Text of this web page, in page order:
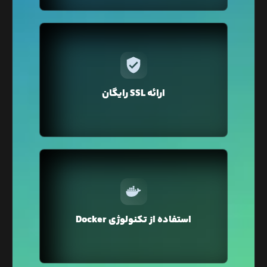
ارائه SSL رایگان
در لیارا برای دامنه‌ی‌ اختصاصی‌تان فقط با یک کلیک
می‌توانید گواهی SSL را تهیه کنید. نگران تمدید هم
شما تمدید می‌کند.
استفاده از تکنولوژی Docker
وبسایت شما استفاده می‌شود که محیطی ایزوله و
ایمن را برای اجرای وبسایت شما فراهم می‌کند.